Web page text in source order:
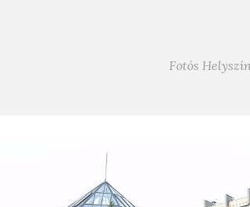
Fotós